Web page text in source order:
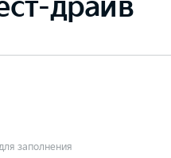
драйв
заполнения